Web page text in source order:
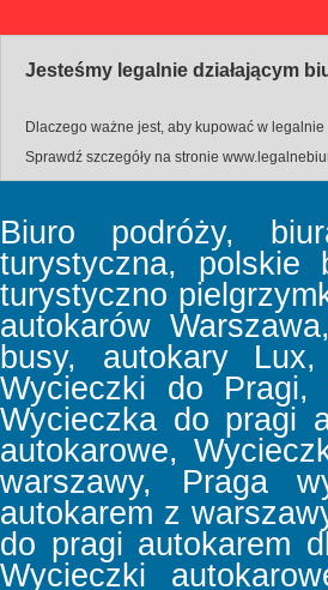
Jesteśmy legalnie działającym
Dlaczego ważne jest, aby kupować w
Sprawdź szczegóły na stronie
Biuro podróży,
turystyczna, polskie
turystyczno
autokarów
busy, autokary
Wycieczki do
Wycieczka do pragi
autokarowe,
warszawy, Praga
autokarem z
do pragi autokarem
Wycieczki